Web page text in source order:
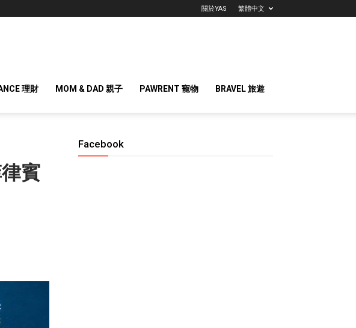
關於YAS 繁體中文
理財 MOM & DAD 親子 PAWRENT 寵物 BRAVEL 旅遊
賓
Facebook